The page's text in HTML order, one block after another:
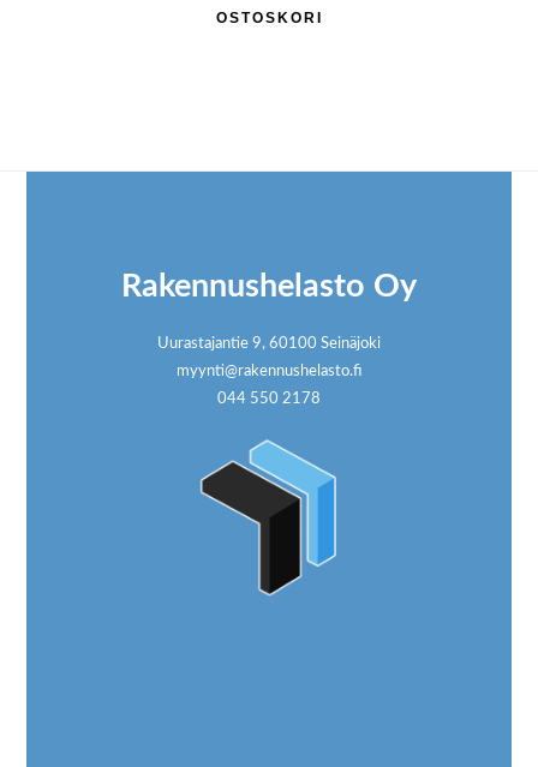
OSTOSKORI
Rakennushelasto Oy
Uurastajantie 9, 60100 Seinäjoki
myynti@rakennushelasto.fi
044 550 2178